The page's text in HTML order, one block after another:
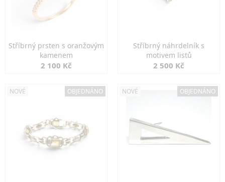
Stříbrný prsten s oranžovým
kamenem
2 100 Kč
Stříbrný náhrdelník s
motivem listů
2 500 Kč
NOVÉ OBJEDNÁNO NOVÉ OBJEDNÁNO